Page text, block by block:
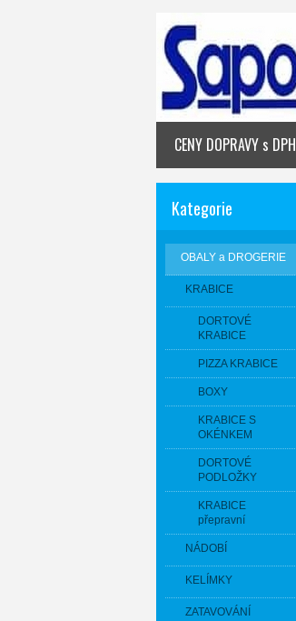
CENY DOPRAVY s DPH
Kategorie
OBALY a DROGERIE
KRABICE
DORTOVÉ
KRABICE
PIZZA KRABICE
BOXY
KRABICE S
OKÉNKEM
DORTOVÉ
PODLOŽKY
KRABICE
přepravní
NÁDOBÍ
KELÍMKY
ZATAVOVÁNÍ